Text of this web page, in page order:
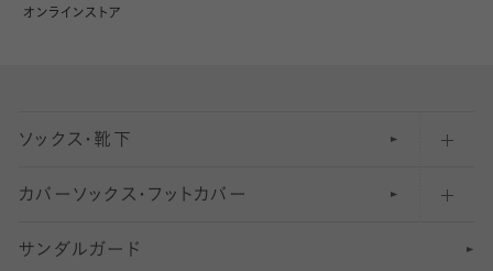
オンラインストア
ソックス・靴下
五本指ソックス・靴下
足袋ソックス・靴下
カバーソックス・フットカバー
フットカバー・カバーソックス（深め）
サンダルガード